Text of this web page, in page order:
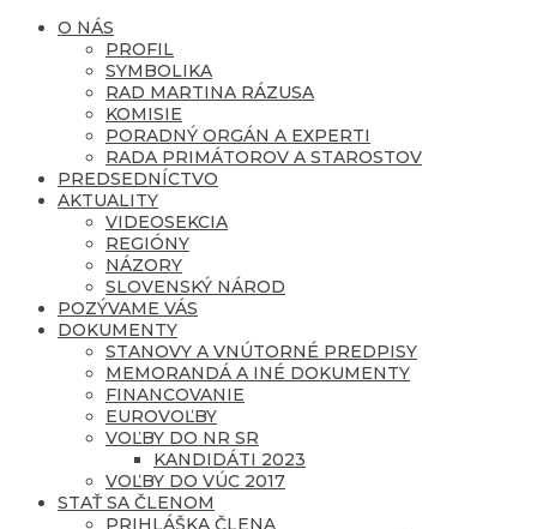
O NÁS
PROFIL
SYMBOLIKA
RAD MARTINA RÁZUSA
KOMISIE
PORADNÝ ORGÁN A EXPERTI
RADA PRIMÁTOROV A STAROSTOV
PREDSEDNÍCTVO
AKTUALITY
VIDEOSEKCIA
REGIÓNY
NÁZORY
SLOVENSKÝ NÁROD
POZÝVAME VÁS
DOKUMENTY
STANOVY A VNÚTORNÉ PREDPISY
MEMORANDÁ A INÉ DOKUMENTY
FINANCOVANIE
EUROVOĽBY
VOĽBY DO NR SR
KANDIDÁTI 2023
VOĽBY DO VÚC 2017
STAŤ SA ČLENOM
PRIHLÁŠKA ČLENA